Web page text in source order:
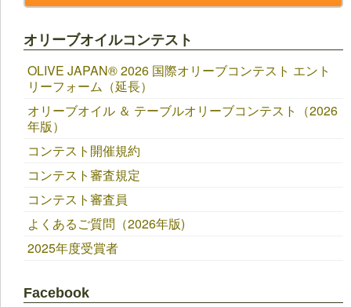
オリーブオイルコンテスト
OLIVE JAPAN®︎ 2026 国際オリーブコンテスト エント
リーフォーム（延長）
オリーブオイル ＆ テーブルオリーブコンテスト（2026
年版）
コンテスト開催規約
コンテスト審査規定
コンテスト審査員
よくあるご質問（2026年版)
2025年度受賞者
Facebook